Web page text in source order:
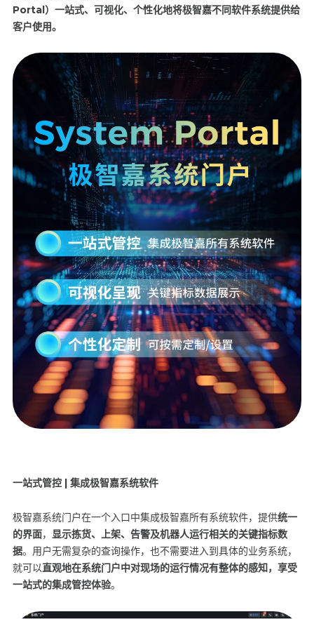
Portal）一站式、可视化、个性化地将极智嘉不同软件系统提供给
客户使用。
一站式管控 | 集成极智嘉系统软件
极智嘉系统门户在一个入口中集成极智嘉所有系统软件，提供统一
的界面， 显示拣货、上架、告警及机器人运行相关的关键指标数
据。用户无需复杂的查询操作，也不需要进入到具体的业务系统，
就可以直观地在系统门户中对现场的运行情况有整体的感知，享受
一站式的集成管控体验。